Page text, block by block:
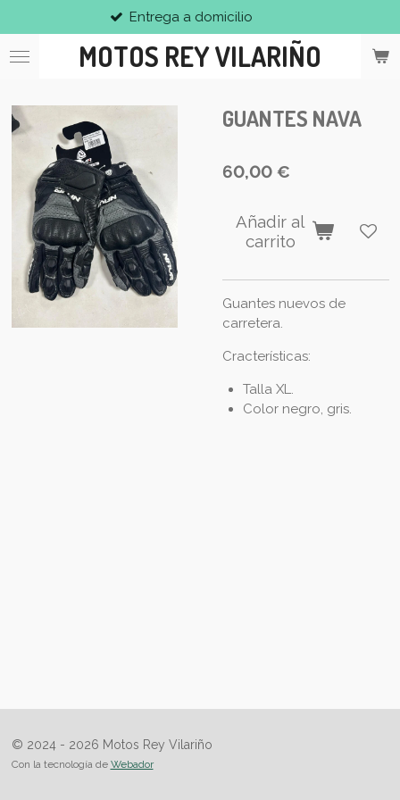
al
contenido
MOTOS REY VILARIÑO
Entrega a domicilio
GUANTES NAVA
60,00 €
Añadir al
carrito
Guantes nuevos de
carretera.
Cracterísticas:
Talla XL.
Color negro, gris.
© 2024 - 2026 Motos Rey Vilariño
Con la tecnología de Webador